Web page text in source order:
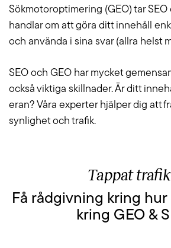
Sökmotoroptimering (GEO) tar
handlar om att göra ditt innehåll
och använda i sina svar (allra helst
SEO och GEO har mycket
också viktiga skillnader. Är ditt
eran? Våra experter hjälper dig att
synlighet och trafik.
Tappat
Få rådgivning kring hur
kring GEO &